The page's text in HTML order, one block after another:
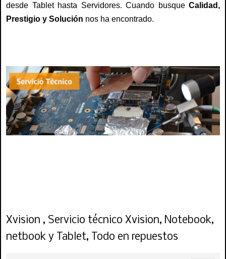
desde Tablet hasta Servidores. Cuando busque Calidad,
Prestigio y Solución nos ha encontrado.
Xvision , Servicio técnico Xvision, Notebook,
netbook y Tablet, Todo en repuestos